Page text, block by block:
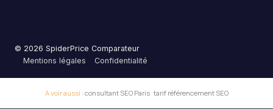
© 2026 SpiderPrice Comparateur
Mentions légales
Confidentialité
A voir aussi : consultant SEO Paris·tarif référencement SEO